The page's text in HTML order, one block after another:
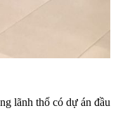
lãnh thổ có dự án đầu